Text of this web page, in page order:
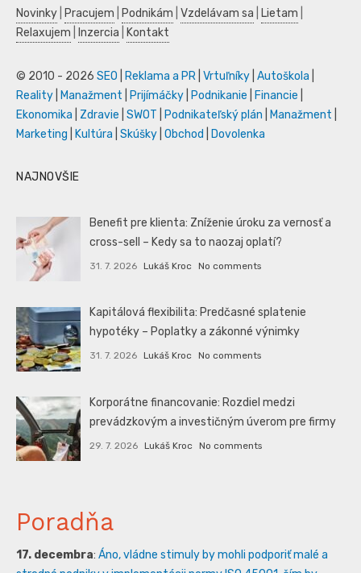
Novinky Pracujem Podnikám Vzdelávam sa Lietam
Relaxujem
Inzercia Kontakt
© 2010 - 2026 SEO Reklama a PR Vrtuľníky Autoškola
Reality
Manažment Prijímáčky Podnikanie Financie
Ekonomika
Zdravie SWOT Podnikateľský plán Manažment
Marketing
Kultúra Skúšky Obchod Dovolenka
NAJNOVŠIE
Benefit pre klienta: Zníženie úroku za vernosť a
cross-sell – Kedy sa to naozaj oplatí?
31. 7. 2026 Lukáš Kroc No comments
Kapitálová flexibilita: Predčasné splatenie
hypotéky – Poplatky a zákonné výnimky
31. 7. 2026 Lukáš Kroc No comments
Korporátne financovanie: Rozdiel medzi
prevádzkovým a investičným úverom pre firmy
29. 7. 2026 Lukáš Kroc No comments
Poradňa
17. decembra: Áno, vládne stimuly by mohli podporiť malé a